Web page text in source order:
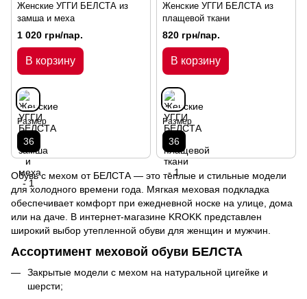
Женские УГГИ БЕЛСТА из
замша и меха
1 020 грн/пар.
В корзину
Размер
36
Женские УГГИ БЕЛСТА из
плащевой ткани
820 грн/пар.
В корзину
Размер
36
Обувь с мехом от БЕЛСТА — это теплые и стильные модели
для холодного времени года. Мягкая меховая подкладка
обеспечивает комфорт при ежедневной носке на улице, дома
или на даче. В интернет-магазине KROKK представлен
широкий выбор утепленной обуви для женщин и мужчин.
Ассортимент меховой обуви БЕЛСТА
Закрытые модели с мехом на натуральной цигейке и
шерсти;